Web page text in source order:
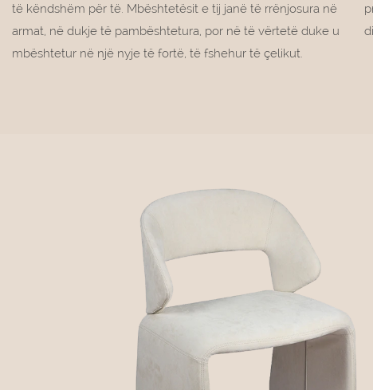
të këndshëm për të. Mbështetësit e tij janë të rrënjosura në
armat, në dukje të pambështetura, por në të vërtetë duke u
mbështetur në një nyje të fortë, të fshehur të çelikut.